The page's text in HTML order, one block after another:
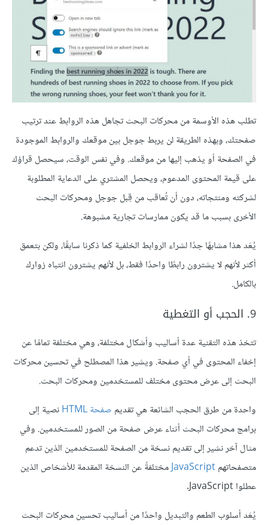
تطلب هذه الأوسمة من محركات البحث تجاهل هذه الروابط عند ترتيب
صفحتك، وبهذه الطريقة لن يربط جوجل بين موقعك والروابط الموجودة
في الصفحة أو يذهب إليها من موقعك. وفي نفس الوقت، سيحصل قراؤك
على قيمة المحتوى المدعوم، ويحصل المشتري على الدعاية المطلوبة
لشركته ومنتجاته، دون أن تُعاقب من قِبل جوجل ومحركات البحث
الأخرى بسبب ما قد يكون ممارسات تجارية مشبوهة.
يُعَد هذا مشابهًا جدًا لشراء الروابط الخلفية كما ذكرنا سابقًا، ولكن بتعمق
أكثر لأنهم لا يشترون رابطًا واحدًا فقط، بل لأنهم يشترون انتباه زوارك
بالكامل.
9. الحجب أو التغطية
تتخذ هذه التقنية عدة أساليب وأشكال مختلفة، وهي مختلفة تمامًا عن
إخفاء المحتوى في أي صفحة. ويشير هذا المصطلح في تحسين محركات
البحث إلى عرض محتوى مختلف للمستخدمين ومحركات البحث.
واحدة من طرق الحجب الشائعة هي تقديم صفحة HTML
نصية إلى
برامج محركات البحث أثناء عرض صفحة من الصور للمستخدمين. وفي
مثال آخر نشير إلى تقديم نسخة من الصفحة للمستخدمين الذين تدعم
متصفحاتهمJavaScriptمختلفةً عن النسخة المقدمة للأشخاص الذين
عطلوا JavaScript.
يُعَد أسلوب الطعم والتبديل واحدًا من أساليب تحسين محركات البحث